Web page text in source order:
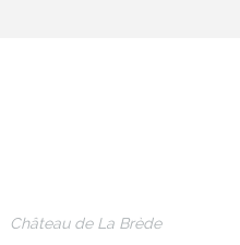
Château de La Brède